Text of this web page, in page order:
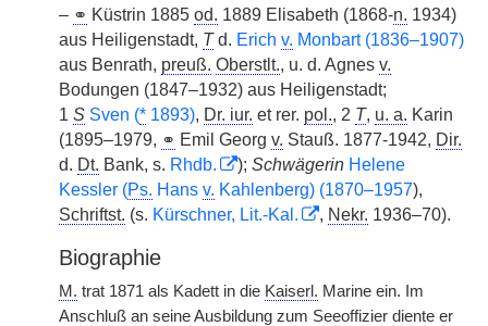
– ⚭ Küstrin 1885 od. 1889 Elisabeth (1868-n. 1934)
aus Heiligenstadt, Td. Erich v. Monbart (1836–1907)
aus Benrath, preuß. Oberstlt., u. d. Agnes v.
Bodungen (1847–1932) aus Heiligenstadt;
1 S Sven (* 1893), Dr. iur. et rer. pol., 2 T, u. a. Karin
(1895–1979, ⚭ Emil Georg v. Stauß. 1877-1942, Dir.
d. Dt. Bank, s. Rhdb. ); Schwägerin Helene
Kessler (Ps. Hans v. Kahlenberg) (1870–1957),
Schriftst. (s. Kürschner, Lit.-Kal. , Nekr. 1936–70).
Biographie
M. trat 1871 als Kadett in die Kaiserl. Marine ein. Im
Anschluß an seine Ausbildung zum Seeoffizier diente er